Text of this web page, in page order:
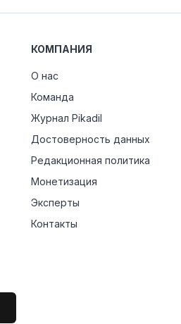
КОМПАНИЯ
О нас
Команда
Журнал Pikadil
Достоверность данных
Редакционная политика
Монетизация
Эксперты
Контакты